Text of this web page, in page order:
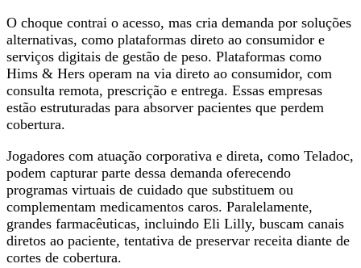
O choque contrai o acesso, mas cria demanda por soluções
alternativas, como plataformas direto ao consumidor e
serviços digitais de gestão de peso. Plataformas como
Hims & Hers operam na via direto ao consumidor, com
consulta remota, prescrição e entrega. Essas empresas
estão estruturadas para absorver pacientes que perdem
cobertura.
Jogadores com atuação corporativa e direta, como Teladoc,
podem capturar parte dessa demanda oferecendo
programas virtuais de cuidado que substituem ou
complementam medicamentos caros. Paralelamente,
grandes farmacêuticas, incluindo Eli Lilly, buscam canais
diretos ao paciente, tentativa de preservar receita diante de
cortes de cobertura.